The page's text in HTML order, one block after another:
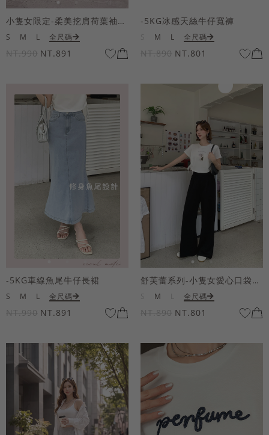
小隻女限定-柔美挖肩荷葉袖魚尾長洋裝
S M L 全尺碼
NT.990 NT.891
-5KG冰感天絲牛仔寬褲
M L 全尺碼
NT.890 NT.801
-5KG車線魚尾牛仔長裙
S M L 全尺碼
NT.990 NT.891
舒芙蕾系列-小隻女愛心口袋寬褲
M 全尺碼
NT.890 NT.801